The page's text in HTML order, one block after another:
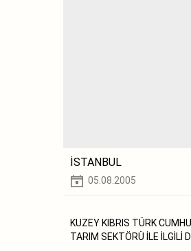
İSTANBUL
05.08.2005
KUZEY KIBRIS TÜRK
TARIM SEKTÖRÜ İLE İLGİLİ